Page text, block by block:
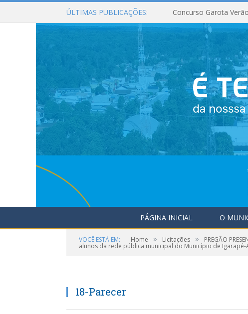
ÚLTIMAS PUBLICAÇÕES: Concurso Garota
PÁGINA INICIAL O
VOCÊ ESTÁ EM: Home » Licitações » PREGÃO
alunos da rede pública municipal do Município de Igarapé-
18-Parecer